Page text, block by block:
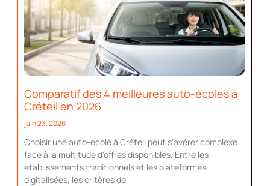
Comparatif des 4 meilleures auto-écoles à
Créteil en 2026
juin 23, 2026
Choisir une auto-école à Créteil peut s'avérer complexe
face à la multitude d'offres disponibles. Entre les
établissements traditionnels et les plateformes
digitalisées, les critères de